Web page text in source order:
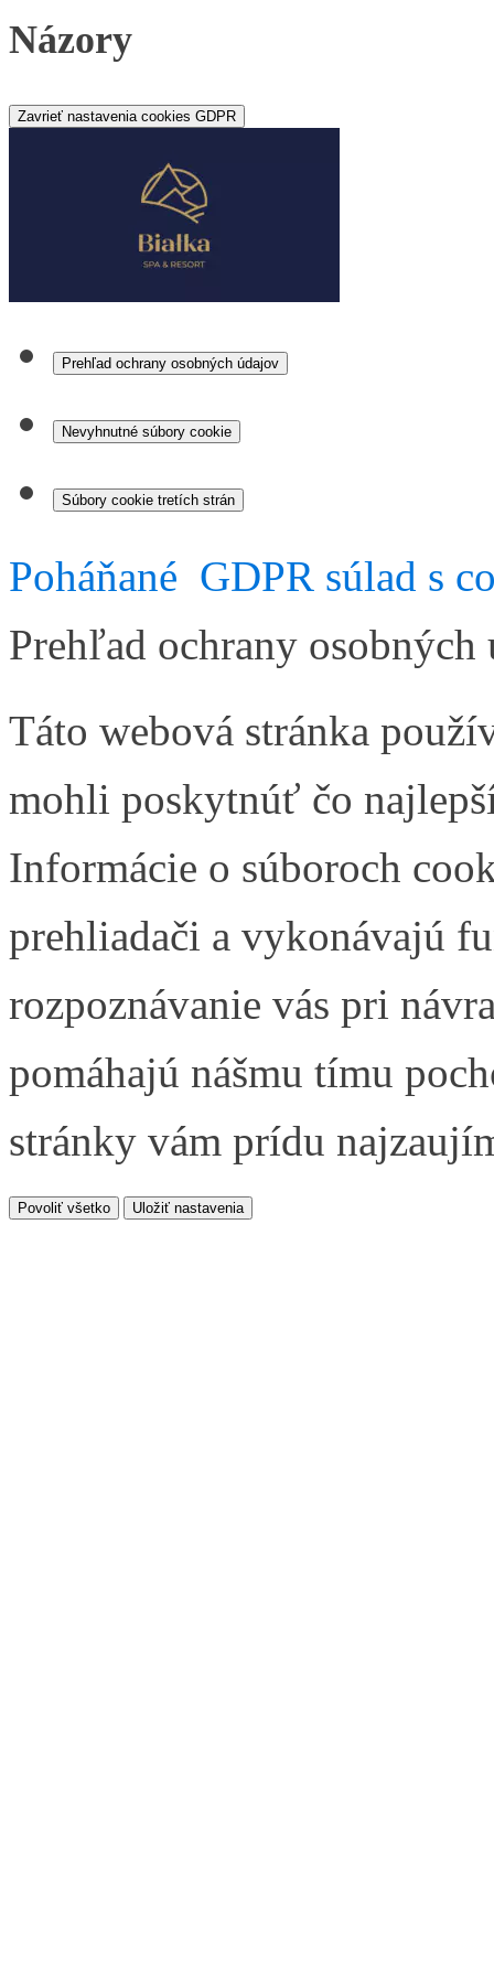
Názory
Zavrieť nastavenia cookies GDPR
Prehľad ochrany osobných údajov
Nevyhnutné súbory cookie
Súbory cookie tretích strán
Poháňané GDPR súlad s
Prehľad ochrany osobných
Táto webová stránka
mohli poskytnúť čo
Informácie o súboroch
prehliadači a vykonávajú
rozpoznávanie vás pri
pomáhajú nášmu tímu
stránky vám prídu
Povoliť všetko Uložiť nastavenia